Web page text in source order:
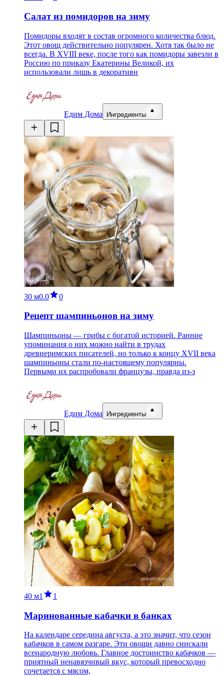
Салат из помидоров на зиму
Помидоры входят в состав огромного количества блюд.
Этот овощ действительно популярен. Хотя так было не
всегда. В XVIII веке, после того как помидоры завезли в
Россию по приказу Екатерины Великой, их
использовали лишь в декоративн
Едим Дома Ингредиенты
30 м0.0 0
Рецепт шампиньонов на зиму
Шампиньоны — грибы с богатой историей. Ранние
упоминания о них можно найти в трудах
древнеримских писателей, но только к концу XVII века
шампиньоны стали по-настоящему популярны.
Первыми их распробовали французы, правда из-з
Едим Дома Ингредиенты
40 м1 1
Маринованные кабачки в банках
На календаре середина августа, а это значит, что сезон
кабачков в самом разгаре. Эти овощи давно снискали
всенародную любовь. Главное достоинство кабачков —
приятный ненавязчивый вкус, который превосходно
сочетается с мясом,